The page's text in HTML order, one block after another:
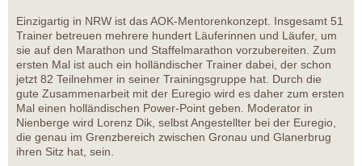
Einzigartig in NRW ist das AOK-Mentorenkonzept. Insgesamt 51
Trainer betreuen mehrere hundert Läuferinnen und Läufer, um
sie auf den Marathon und Staffelmarathon vorzubereiten. Zum
ersten Mal ist auch ein holländischer Trainer dabei, der schon
jetzt 82 Teilnehmer in seiner Trainingsgruppe hat. Durch die
gute Zusammenarbeit mit der Euregio wird es daher zum ersten
Mal einen holländischen Power-Point geben. Moderator in
Nienberge wird Lorenz Dik, selbst Angestellter bei der Euregio,
die genau im Grenzbereich zwischen Gronau und Glanerbrug
ihren Sitz hat, sein.